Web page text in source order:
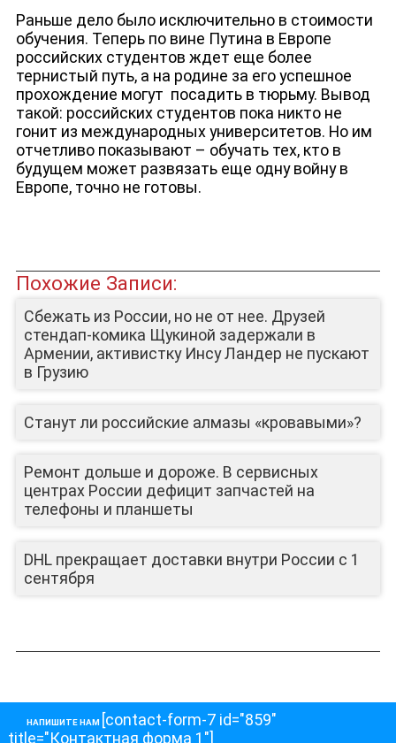
Раньше дело было исключительно в стоимости
обучения. Теперь по вине Путина в Европе
российских студентов ждет еще более
тернистый путь, а на родине за его успешное
прохождение могут посадить в тюрьму. Вывод
такой: российских студентов пока никто не
гонит из международных университетов. Но им
отчетливо показывают – обучать тех, кто в
будущем может развязать еще одну войну в
Европе, точно не готовы.
Похожие Записи:
Сбежать из России, но не от нее. Друзей
стендап-комика Щукиной задержали в
Армении, активистку Инсу Ландер не пускают
в Грузию
Станут ли российские алмазы «кровавыми»?
Ремонт дольше и дороже. В сервисных
центрах России дефицит запчастей на
телефоны и планшеты
DHL прекращает доставки внутри России с 1
сентября
НАПИШИТЕ НАМ [contact-form-7 id="859"
title="Контактная форма 1"]